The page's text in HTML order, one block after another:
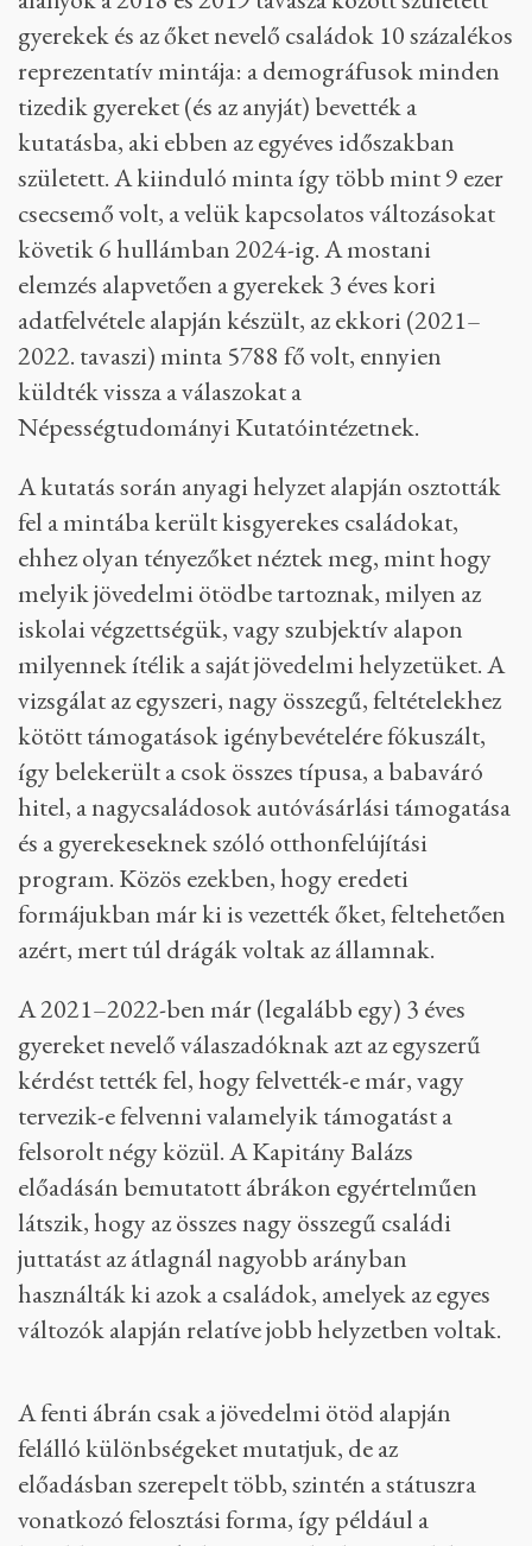
gyerekek és az őket nevelő családok 10 százalékos
reprezentatív mintája: a demográfusok minden
tizedik gyereket (és az anyját) bevették a
kutatásba, aki ebben az egyéves időszakban
született. A kiinduló minta így több mint 9 ezer
csecsemő volt, a velük kapcsolatos változásokat
követik 6 hullámban 2024-ig. A mostani
elemzés alapvetően a gyerekek 3 éves kori
adatfelvétele alapján készült, az ekkori (2021–
2022. tavaszi) minta 5788 fő volt, ennyien
küldték vissza a válaszokat a
Népességtudományi Kutatóintézetnek.
A kutatás során anyagi helyzet alapján osztották
fel a mintába került kisgyerekes családokat,
ehhez olyan tényezőket néztek meg, mint hogy
melyik jövedelmi ötödbe tartoznak, milyen az
iskolai végzettségük, vagy szubjektív alapon
milyennek ítélik a saját jövedelmi helyzetüket. A
vizsgálat az egyszeri, nagy összegű, feltételekhez
kötött támogatások igénybevételére fókuszált,
így belekerült a csok összes típusa, a babaváró
hitel, a nagycsaládosok autóvásárlási támogatása
és a gyerekeseknek szóló otthonfelújítási
program. Közös ezekben, hogy eredeti
formájukban már ki is vezették őket, feltehetően
azért, mert túl drágák voltak az államnak.
A 2021–2022-ben már (legalább egy) 3 éves
gyereket nevelő válaszadóknak azt az egyszerű
kérdést tették fel, hogy felvették-e már, vagy
tervezik-e felvenni valamelyik támogatást a
felsorolt négy közül. A Kapitány Balázs
előadásán bemutatott ábrákon egyértelműen
látszik, hogy az összes nagy összegű családi
juttatást az átlagnál nagyobb arányban
használták ki azok a családok, amelyek az egyes
változók alapján relatíve jobb helyzetben voltak.
A fenti ábrán csak a jövedelmi ötöd alapján
felálló különbségeket mutatjuk, de az
előadásban szerepelt több, szintén a státuszra
vonatkozó felosztási forma, így például a